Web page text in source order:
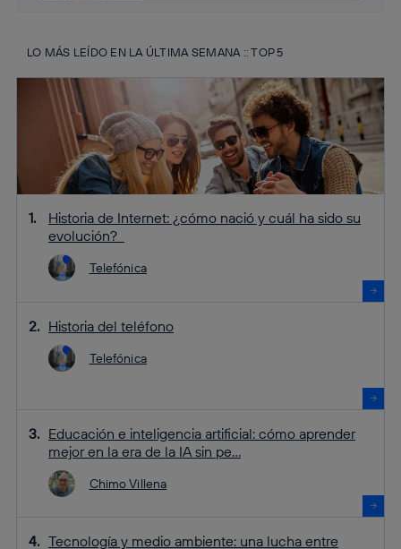
LO MÁS LEÍDO EN LA ÚLTIMA SEMANA :: TOP 5
Historia de Internet: ¿cómo nació y cuál ha sido su
evolución?
Telefónica
Historia del teléfono
Telefónica
Educación e inteligencia artificial: cómo aprender
mejor en la era de la IA sin pe...
Chimo Villena
Tecnología y medio ambiente: una lucha entre